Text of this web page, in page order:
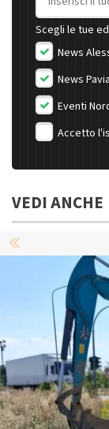
Scegli le tue
News
News Pavia
Eventi
Accetto
VEDI ANCHE